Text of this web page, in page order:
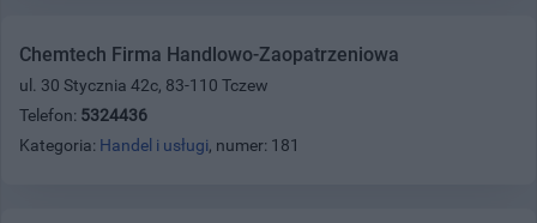
Chemtech Firma Handlowo-Zaopatrzeniowa
ul. 30 Stycznia 42c, 83-110 Tczew
Telefon: 5324436
Kategoria: Handel i usługi, numer: 181